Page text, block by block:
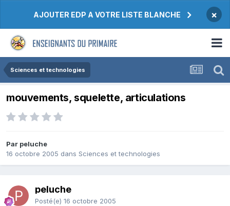
AJOUTER EDP A VOTRE LISTE BLANCHE ×
Sciences et technologies
mouvements, squelette, articulations
Par peluche
16 octobre 2005 dans Sciences et technologies
peluche
Posté(e) 16 octobre 2005